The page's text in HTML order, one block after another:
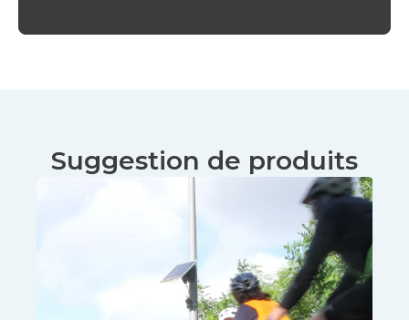
Suggestion de produits